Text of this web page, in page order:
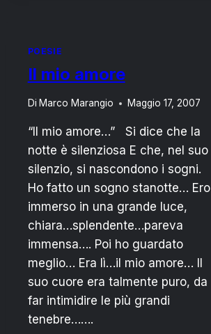
POESIE
Il mio amore
Di Marco Marangio Maggio 17, 2007
“Il mio amore…” Si dice che la
notte è silenziosa E che, nel suo
silenzio, si nascondono i sogni.
Ho fatto un sogno stanotte… Ero
immerso in una grande luce,
chiara…splendente…pareva
immensa…. Poi ho guardato
meglio… Era lì…il mio amore… Il
suo cuore era talmente puro, da
far intimidire le più grandi
tenebre…….